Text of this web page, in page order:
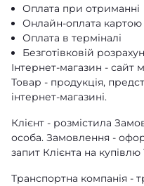
Оплата при отриманні
Онлайн-оплата картою
Оплата в терміналі
Безготівковій
Інтернет-магазин - сайт
Товар - продукція,
інтернет-магазині.
Клієнт - розмістила
особа. Замовлення -
запит Клієнта на купівлю
Транспортна компанія -